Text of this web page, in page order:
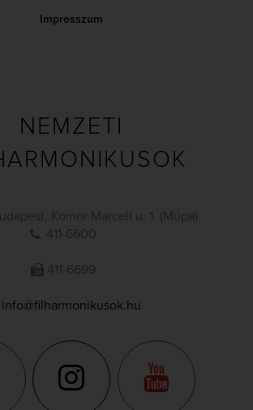
Impresszum
NEMZETI
Komor Marcell u. 1. (Müpa)
411-6600
411-6699
info@filharmonikusok.hu